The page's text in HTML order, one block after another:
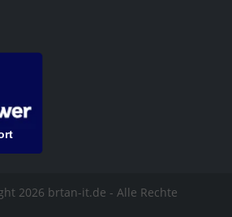
2026 brtan-it.de - Alle Rechte